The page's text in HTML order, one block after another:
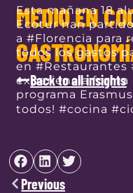
MEDIO EN
Back to all insights
Esta mañana 18
Ecoturhan
a#Florencia para
todos los gastos
en#Restaurantes
experiencia forma
programa
todos!#cocina #
Previous